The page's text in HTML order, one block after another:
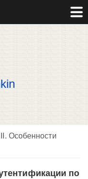
Особенности
по